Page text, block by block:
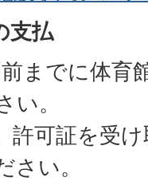
支払
までに体育
い。
許可証を受
さい。